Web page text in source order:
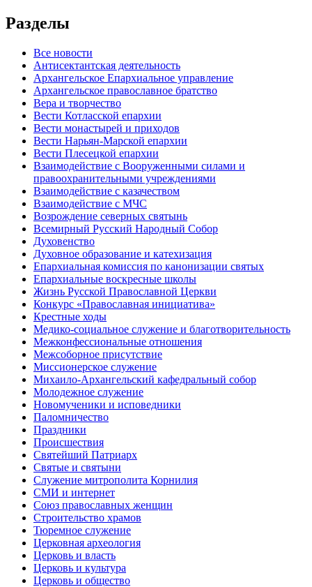
Разделы
Все новости
Антисектантская деятельность
Архангельское Епархиальное управление
Архангельское православное братство
Вера и творчество
Вести Котласской епархии
Вести монастырей и приходов
Вести Нарьян-Марской епархии
Вести Плесецкой епархии
Взаимодействие с Вооруженными силами и
правоохранительными учреждениями
Взаимодействие с казачеством
Взаимодействие с МЧС
Возрождение северных святынь
Всемирный Русский Народный Собор
Духовенство
Духовное образование и катехизация
Епархиальная комиссия по канонизации святых
Епархиальные воскресные школы
Жизнь Русской Православной Церкви
Конкурс «Православная инициатива»
Крестные ходы
Медико-социальное служение и благотворительность
Межконфессиональные отношения
Межсоборное присутствие
Миссионерское служение
Михаило-Архангельский кафедральный собор
Молодежное служение
Новомученики и исповедники
Паломничество
Праздники
Происшествия
Святейший Патриарх
Святые и святыни
Служение митрополита Корнилия
СМИ и интернет
Союз православных женщин
Строительство храмов
Тюремное служение
Церковная археология
Церковь и власть
Церковь и культура
Церковь и общество